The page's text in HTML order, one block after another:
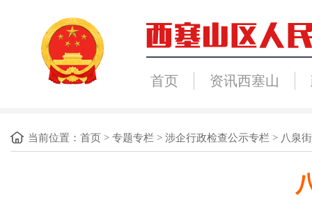
首页 资讯西塞山
当前位置： 首页 > 专题专栏 > 涉企行政检查公示专栏 > 八泉